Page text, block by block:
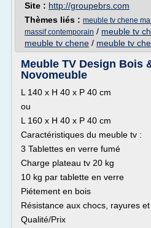
Site : http://groupebrs.com
Thèmes liés : meuble tv chene
massif contemporain / meuble tv
meuble tv chene / meuble tv
Meuble TV Design Bois
Novomeuble
L 140 x H 40 x P 40 cm
ou
L 160 x H 40 x P 40 cm
Caractéristiques du meuble tv :
3 Tablettes en verre fumé
Charge plateau tv 20 kg
10 kg par tablette en verre
Piétement en bois
Résistance aux chocs, rayures
Qualité/Prix